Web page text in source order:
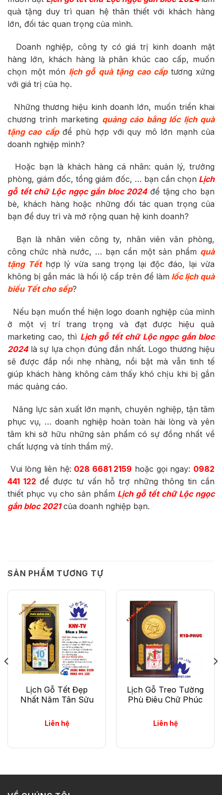
quà tặng duy trì quan hệ thân thiết với khách hàng
lớn, đối tác quan trọng của mình.
Doanh nghiệp, công ty có giá trị kinh doanh mặt
hàng lớn, khách hàng là phân khúc cao cấp, muốn
chọn một món lịch gỗ quà tặng cao cấp tương xứng
với giá trị của họ.
Những thương hiệu kinh doanh lớn, muốn triển khai
chương trình marketing quảng cáo bằng lốc lịch quà
tặng cao cấpđể phù hợp với quy mô lớn mạnh của
doanh nghiệp mình?
Hoặc bạn là khách hàng cá nhân: quản lý, trưởng
phòng, giám đốc, tổng giám đốc, … bạn cần chọn Lịch
gỗ tết chữ Lộc ngọc gắn bloc 2024 để tặng cho bạn
bè, khách hàng hoặc những đối tác quan trọng của
bạn để duy trì và mở rộng quan hệ kinh doanh?
Bạn là nhân viên công ty, nhân viên văn phòng,
công chức nhà nước, … bạn cần một sản phẩm quà
tặng Tếthợp lý vừa sang trọng lại độc đáo, lại vừa
không bị gắn mác là hối lộ cấp trên để làm lốc lịch quà
biếu Tết cho sếp?
Nếu bạn muốn thể hiện logo doanh nghiệp của mình
ở một vị trí trang trọng và đạt được hiệu quả
marketing cao, thì Lịch gỗ tết chữ Lộc ngọc gắn bloc
2024 là sự lựa chọn đúng đắn nhất. Logo thương hiệu
sẽ được đắp nổi nhẹ nhàng, nổi bật mà vẫn tinh tế
giúp khách hàng không cảm thấy khó chịu khi bị gắn
mác quảng cáo.
Năng lực sản xuất lớn mạnh, chuyên nghiệp, tận tâm
phục vụ, … doanh nghiệp hoàn toàn hài lòng và yên
tâm khi sở hữu những sản phẩm có sự đồng nhất về
chất lượng và tính thẩm mỹ.
Vui lòng liên hệ: 028 6681 2159 hoặc gọi ngay: 0982
441 122 để được tư vấn hỗ trợ những thông tin cần
thiết phục vụ cho sản phẩm Lịch gỗ tết chữ Lộc ngọc
gắn bloc 2021của doanh nghiệp bạn.
SẢN PHẨM TƯƠNG TỰ
HẾT HÀNG
Lịch Gỗ Tết Đẹp
Nhất Năm Tân Sửu
Liên hệ
HẾT HÀNG
Lịch Gỗ Treo Tường
Phù Điêu Chữ Phúc
Liên hệ